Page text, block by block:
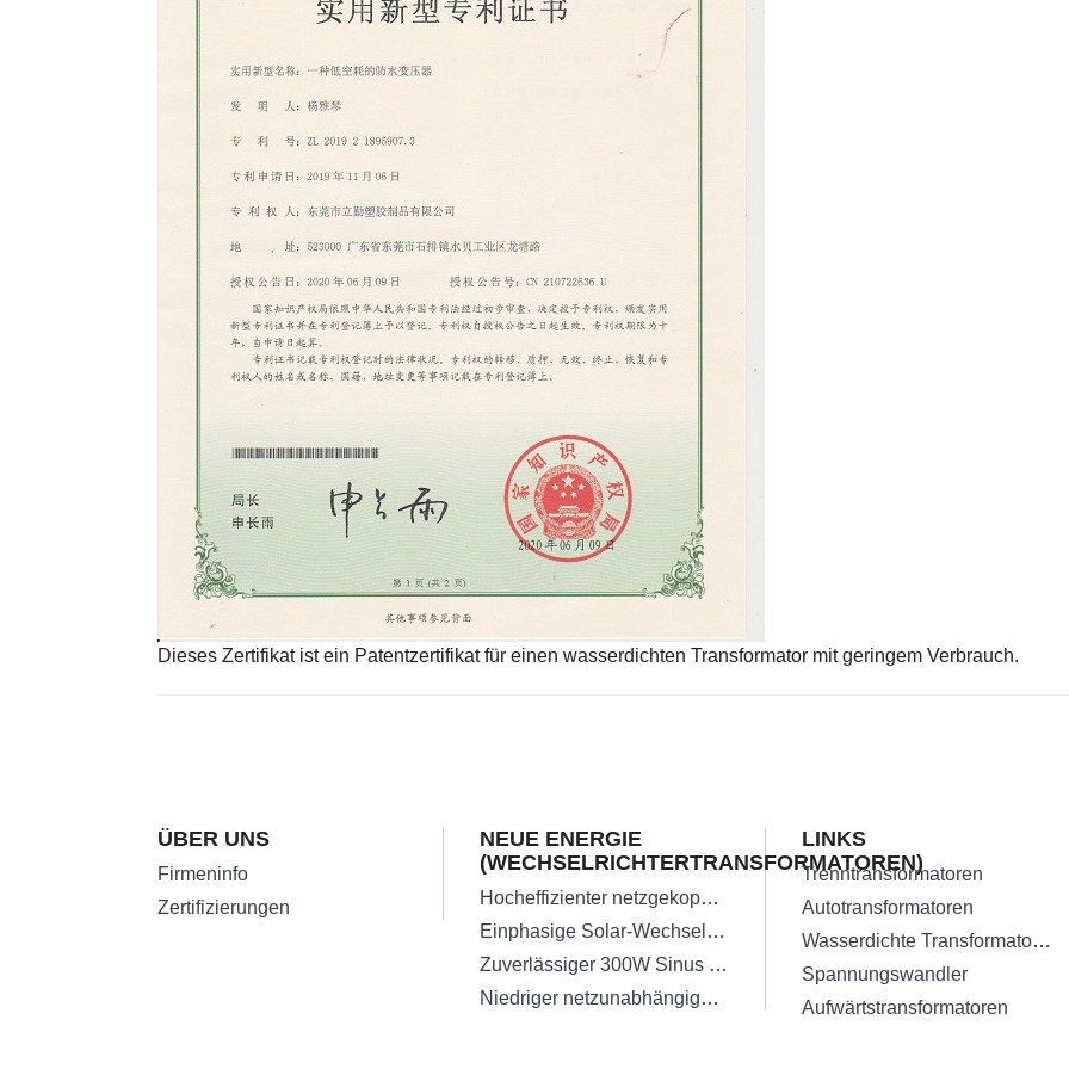
Dieses Zertifikat ist ein Patentzertifikat für einen wasserdichten Transformator mit geringem Verbrauch.
ÜBER UNS
Firmeninfo
Zertifizierungen
NEUE ENERGIE
(WECHSELRICHTERTRANSFORMATOREN)
Hocheffizienter netzgekoppelter Solar-Wechselrichtertransformator
Einphasige Solar-Wechselrichter-Transformatoren
Zuverlässiger 300W Sinus Wechselrichter
Niedriger netzunabhängiger dreiphasiger Solar-Wechselrichtertransformator
LINKS
Trenntransformatoren
Autotransformatoren
Wasserdichte Transformatoren
Spannungswandler
Aufwärtstransformatoren